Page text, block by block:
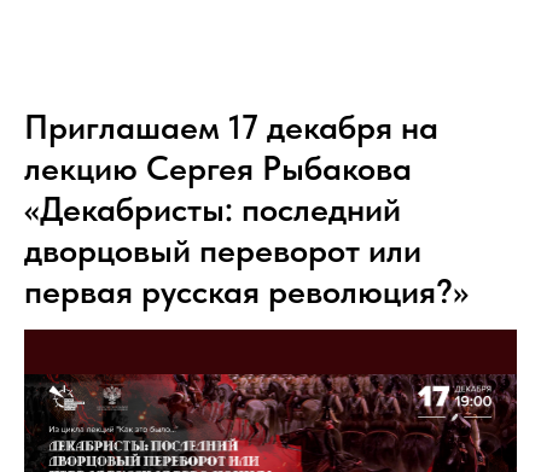
Приглашаем 17 декабря на
лекцию Сергея Рыбакова
«Декабристы: последний
дворцовый переворот или
первая русская революция?»